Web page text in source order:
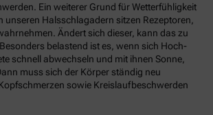
Ein weiterer Grund für Wetterfühligkeit
unseren Halsschlagadern sitzen Rezeptoren,
Ändert sich dieser, kann das zu
belastend ist es, wenn sich Hoch-
schnell abwechseln und mit ihnen Sonne,
muss sich der Körper ständig neu
sowie Kreislaufbeschwerden